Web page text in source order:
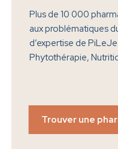
Plus de 10 000
aux problématiques
d’expertise de
Phytothérapie,
Trouver une